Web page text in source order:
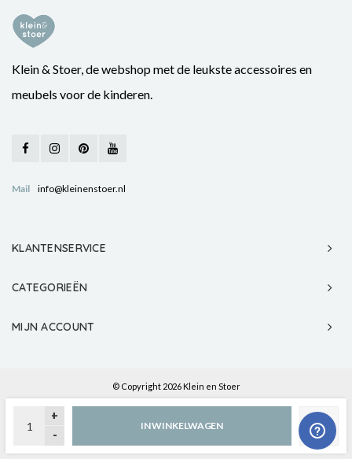
+
-
IN WINKELWAGEN
Klein & Stoer, de webshop met de leukste accessoires en
meubels voor de kinderen.
Mail info@kleinenstoer.nl
KLANTENSERVICE
CATEGORIEËN
MIJN ACCOUNT
© Copyright 2026 Klein en Stoer